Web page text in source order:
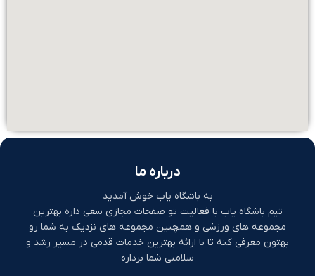
درباره ما
به باشگاه یاب خوش آمدید
تیم باشگاه یاب با فعالیت تو صفحات مجازی سعی داره بهترین
مجموعه های ورزشی و همچنین مجموعه های نزدیک به شما رو
بهتون معرفی کنه تا با ارائه بهترین خدمات قدمی در مسیر رشد و
سلامتی شما برداره